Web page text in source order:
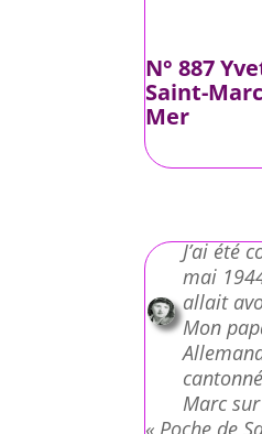
N° 887
Saint-
Mer
J’ai été
mai
allait
Mon
Marc
« Poche de